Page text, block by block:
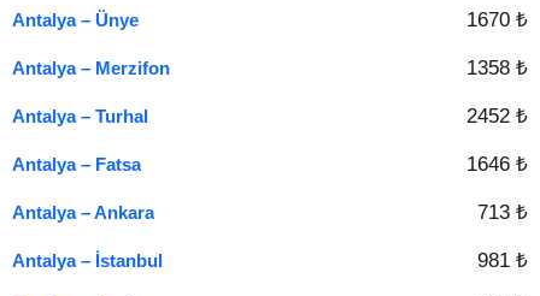
Antalya – Ünye 1670 ₺
Antalya – Merzifon 1358 ₺
Antalya – Turhal 2452 ₺
Antalya – Fatsa 1646 ₺
Antalya – Ankara 713 ₺
Antalya – İstanbul 981 ₺